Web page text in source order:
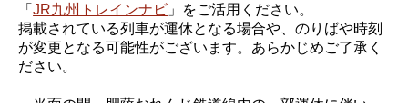
「JR九州トレインナビ 」をご活用ください。
掲載されている列車が運休となる場合や、のりばや時刻
が変更となる可能性がございます。あらかじめご了承く
ださい。